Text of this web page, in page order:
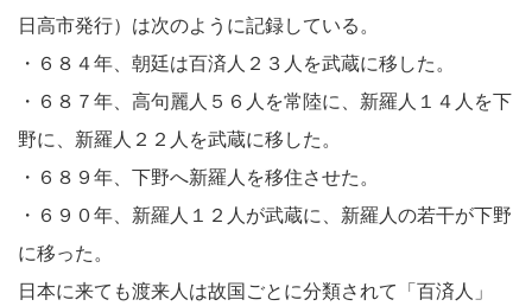
日高市発行）は次のように記録している。
・６８４年、朝廷は百済人２３人を武蔵に移した。
・６８７年、高句麗人５６人を常陸に、新羅人１４人を下
野に、新羅人２２人を武蔵に移した。
・６８９年、下野へ新羅人を移住させた。
・６９０年、新羅人１２人が武蔵に、新羅人の若干が下野
に移った。
日本に来ても渡来人は故国ごとに分類されて「百済人」